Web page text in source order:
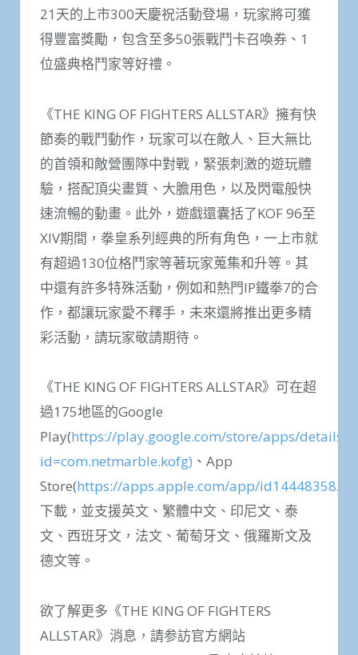
21天的上市300天慶祝活動登場，玩家將可獲
得豐富獎勵，包含至多50張戰鬥卡召喚券、1
位盛典格鬥家等好禮。
《THE KING OF FIGHTERS ALLSTAR》擁有快
節奏的戰鬥動作，玩家可以在敵人、巨大無比
的首領和敵營團隊中對戰，緊張刺激的遊玩體
驗，搭配頂尖畫質、大膽用色，以及閃電般快
速流暢的動畫。此外，遊戲還囊括了KOF 96至
XIV期間，拳皇系列經典的所有角色，一上市就
有超過130位格鬥家等著玩家蒐集和升等。其
中還有許多特殊活動，例如和熱門IP鐵拳7的合
作，都讓玩家愛不釋手，未來還將推出更多精
彩活動，請玩家敬請期待。
《THE KING OF FIGHTERS ALLSTAR》可在超
過175地區的Google
Play(https://play.google.com/store/apps/details?
id=com.netmarble.kofg) 、App
Store(https://apps.apple.com/app/id1444835826)
下載，並支援英文、繁體中文、印尼文、泰
文、西班牙文，法文、葡萄牙文、俄羅斯文及
德文等。
欲了解更多《THE KING OF FIGHTERS
ALLSTAR》消息，請参訪官方網站